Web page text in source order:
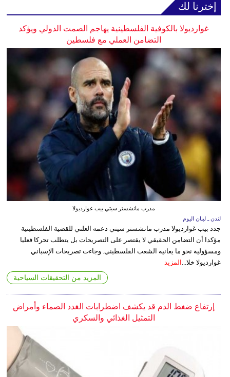
إخترنا لك
غوارديولا بالكوفية الفلسطينية يهاجم الصمت الدولي ويؤكد
التضامن العملي مع فلسطين
مدرب مانشستر سيتي بيب غوارديولا
لندن ـ لبنان اليوم
جدد بيب غوارديولا مدرب مانشستر سيتي دعمه العلني للقضية الفلسطينية
مؤكدا أن التضامن الحقيقي لا يقتصر على التصريحات بل يتطلب تحركا فعليا
ومسؤولية نحو ما يعانيه الشعب الفلسطيني. وجاءت تصريحات الإسباني
غوارديولا خلا... المزيد
المزيد من التحقيقات السياحية
إرتفاع ضغط الدم قد يكشف اضطرابات الغدد الصماء وأمراض
التمثيل الغذائي والسكري